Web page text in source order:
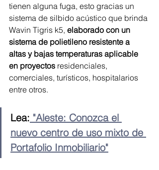
tienen alguna fuga, esto gracias un
sistema de silbido acústico que brinda
Wavin Tigris k5, elaborado con un
sistema de polietileno resistente a
altas y bajas temperaturas aplicable
en proyectos residenciales,
comerciales, turísticos, hospitalarios
entre otros.
Lea: "Aleste: Conozca el
nuevo centro de uso mixto de
Portafolio Inmobiliario"